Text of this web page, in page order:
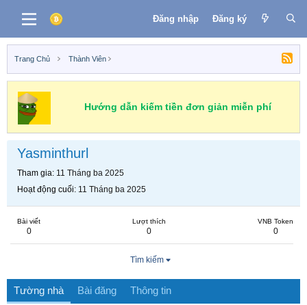
Đăng nhập Đăng ký
Trang Chủ Thành Viên
Hướng dẫn kiếm tiền đơn giản miễn phí
Yasminthurl
Tham gia 11 Tháng ba 2025
Hoạt động cuối 11 Tháng ba 2025
Bài viết
0
Lượt thích
0
VNB Token
0
Tìm kiếm
Tường nhà Bài đăng Thông tin